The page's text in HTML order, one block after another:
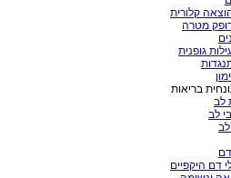
קלורית
מטרה
גופנית
בריאות
לב
לב
דם היקפיים